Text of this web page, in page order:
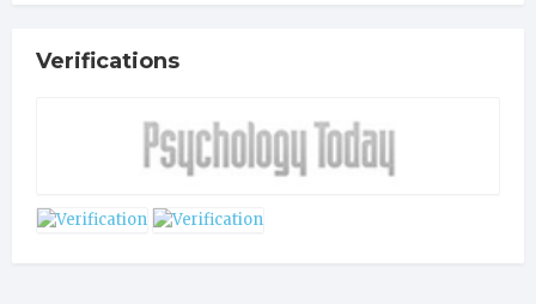
Verifications